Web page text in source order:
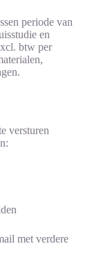
periode van
en
btw per
versturen
met verdere